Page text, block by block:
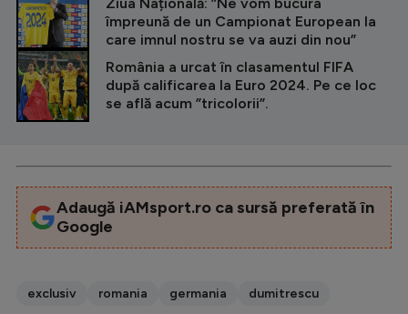
împreună de un Campionat European la
care imnul nostru se va auzi din nou”
România a urcat în clasamentul FIFA
după calificarea la Euro 2024. Pe ce loc
se află acum ”tricolorii”.
Adaugă iAMsport.ro ca sursă preferată în
Google
exclusiv romania germania dumitrescu